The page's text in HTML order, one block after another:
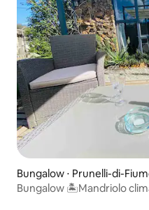
Bungalow ⋅ Prunelli-di-
Bungalow 🏝️Mandriolo